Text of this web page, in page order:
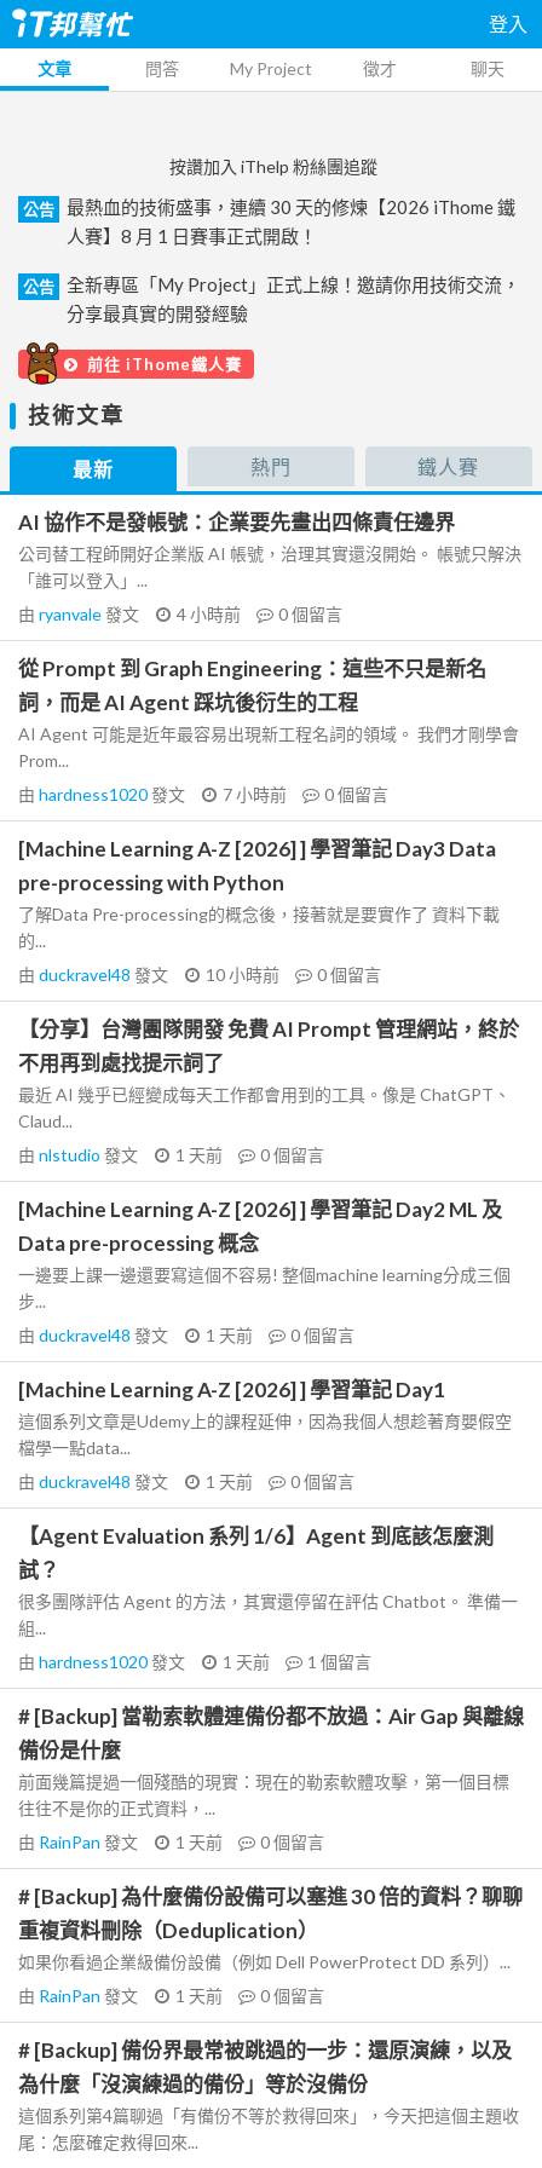
登入
文章 問答 My Project 徵才 聊天
按讚加入 iThelp 粉絲團追蹤
公告
最熱血的技術盛事，連續 30 天的修煉【2026 iThome 鐵
人賽】8 月 1 日賽事正式開啟！
公告
全新專區「My Project」正式上線！邀請你用技術交流，
分享最真實的開發經驗
前往 iThome鐵人賽
技術文章
最新 熱門 鐵人賽
AI 協作不是發帳號：企業要先畫出四條責任邊界
公司替工程師開好企業版 AI 帳號，治理其實還沒開始。 帳號只解決
「誰可以登入」...
由 ryanvale發文 4 小時前 0個留言
從 Prompt 到 Graph Engineering：這些不只是新名
詞，而是 AI Agent 踩坑後衍生的工程
AI Agent 可能是近年最容易出現新工程名詞的領域。 我們才剛學會
Prom...
由 hardness1020發文 7 小時前 0個留言
[Machine Learning A-Z [2026] ] 學習筆記 Day3 Data
pre-processing with Python
了解Data Pre-processing的概念後，接著就是要實作了 資料下載
的...
由 duckravel48 發文 10 小時前 0個留言
【分享】台灣團隊開發 免費 AI Prompt 管理網站，終於
不用再到處找提示詞了
最近 AI 幾乎已經變成每天工作都會用到的工具。像是 ChatGPT、
Claud...
由 nlstudio 發文 1 天前 0個留言
[Machine Learning A-Z [2026] ] 學習筆記 Day2 ML 及
Data pre-processing 概念
一邊要上課一邊還要寫這個不容易! 整個machine learning分成三個
步...
由 duckravel48 發文 1 天前 0個留言
[Machine Learning A-Z [2026] ] 學習筆記 Day1
這個系列文章是Udemy上的課程延伸，因為我個人想趁著育嬰假空
檔學一點data...
由 duckravel48 發文 1 天前 0個留言
【Agent Evaluation 系列 1/6】Agent 到底該怎麼測
試？
很多團隊評估 Agent 的方法，其實還停留在評估 Chatbot。 準備一
組...
由 hardness1020發文 1 天前 1 個留言
# [Backup] 當勒索軟體連備份都不放過：Air Gap 與離線
備份是什麼
前面幾篇提過一個殘酷的現實：現在的勒索軟體攻擊，第一個目標
往往不是你的正式資料，...
由 RainPan 發文 1 天前 0個留言
# [Backup] 為什麼備份設備可以塞進 30 倍的資料？聊聊
重複資料刪除（Deduplication）
如果你看過企業級備份設備（例如 Dell PowerProtect DD 系列）...
由 RainPan 發文 1 天前 0個留言
# [Backup] 備份界最常被跳過的一步：還原演練，以及
為什麼「沒演練過的備份」等於沒備份
這個系列第4篇聊過「有備份不等於救得回來」，今天把這個主題收
尾：怎麼確定救得回來...